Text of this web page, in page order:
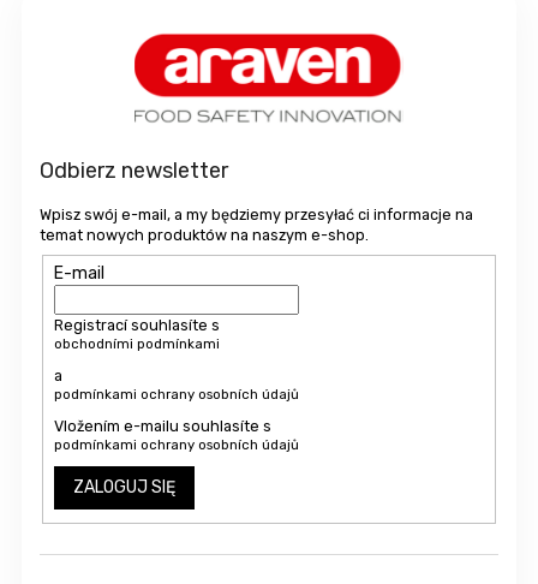
Odbierz newsletter
Wpisz swój e-mail, a my będziemy przesyłać ci informacje na
temat nowych produktów na naszym e-shop.
E-mail
Registrací souhlasíte s
obchodními podmínkami
a
podmínkami ochrany osobních údajů
Vložením e-mailu souhlasíte s
podmínkami ochrany osobních údajů
ZALOGUJ SIĘ